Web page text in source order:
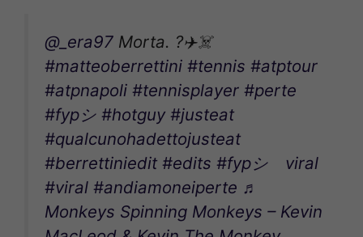
@_era97 Morta. ?✈️☠️
#matteoberrettini #tennis #atptour
#atpnapoli #tennisplayer #perte
#fypシ #hotguy #justeat
#qualcunohadettojusteat
#berrettiniedit #edits #fypシ゚viral
#viral #andiamoneiperte ♬
Monkeys Spinning Monkeys – Kevin